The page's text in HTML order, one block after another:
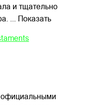
и тщательно
... Показать
официальными